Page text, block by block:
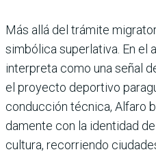
Más allá del trámite
simbólica superlativa. En el
interpreta como una señal
el proyecto deportivo
conducción técnica, Alfaro
damente con la identidad
cultura, recorriendo